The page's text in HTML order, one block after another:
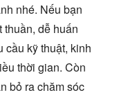
nhé. Nếu bạn
thuần, dễ huấn
cầu kỹ thuật, kinh
thời gian. Còn
bỏ ra chăm sóc